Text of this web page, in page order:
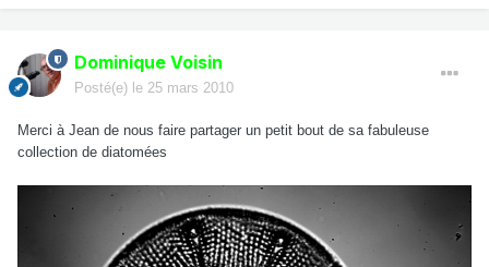
Dominique Voisin
Posté(e) le 25 mars 2010
Merci à Jean de nous faire partager un petit bout de sa fabuleuse
collection de diatomées